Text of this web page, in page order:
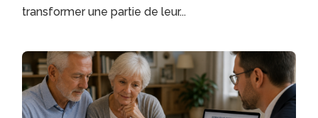
transformer une partie de leur...